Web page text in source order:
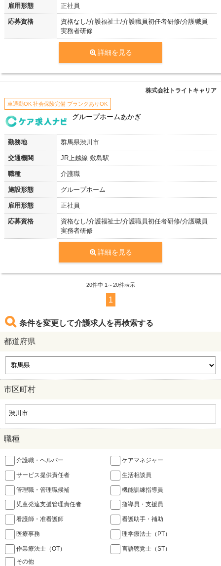
雇用形態 正社員
応募資格
資格なし/介護福祉士/介護職員初任者研修/介護職員
実務者研修
詳細を見る
株式会社トライトキャリア
車通勤OK 社会保険完備 ブランクありOK
グループホームあかぎ
勤務地 群馬県渋川市
交通機関 JR上越線 敷島駅
職種 介護職
施設形態 グループホーム
雇用形態 正社員
応募資格
資格なし/介護福祉士/介護職員初任者研修/介護職員
実務者研修
詳細を見る
20件中 1～20件表示
1
条件を変更して介護求人を再検索する
都道府県
市区町村
職種
介護職・ヘルパー ケアマネジャー
サービス提供責任者 生活相談員
管理職・管理職候補 機能訓練指導員
児童発達支援管理責任者 指導員・支援員
看護師・准看護師 看護助手・補助
医療事務 理学療法士（PT）
作業療法士（OT）
言語聴覚士（ST）
その他